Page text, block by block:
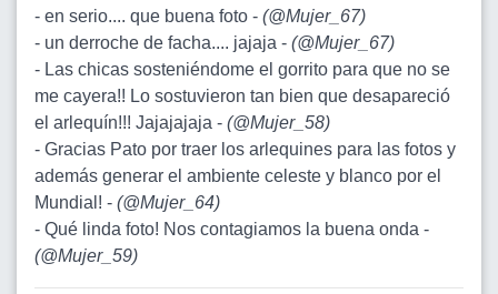
- en serio.... que buena foto - (@Mujer_67)
- un derroche de facha.... jajaja - (@Mujer_67)
- Las chicas sosteniéndome el gorrito para que no se
me cayera!! Lo sostuvieron tan bien que desapareció
el arlequín!!! Jajajajaja - (@Mujer_58)
- Gracias Pato por traer los arlequines para las fotos y
además generar el ambiente celeste y blanco por el
Mundial! - (@Mujer_64)
- Qué linda foto! Nos contagiamos la buena onda -
(@Mujer_59)